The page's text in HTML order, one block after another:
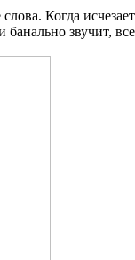
Когда
звучит,